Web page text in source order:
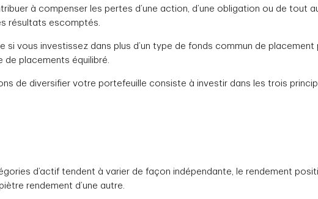
à compenser les pertes d’une action, d’une obligation ou de tout
résultats escomptés.
si vous investissez dans plus d’un type de fonds commun de placement
placements équilibré.
de diversifier votre portefeuille consiste à investir dans les trois
d’actif tendent à varier de façon indépendante, le rendement
rendement d’une autre.